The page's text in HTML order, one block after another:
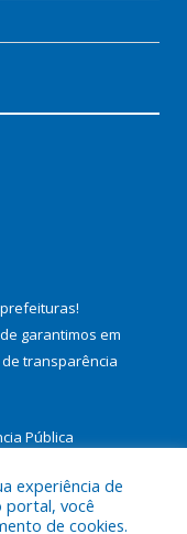
!
garantimos em
transparência
Pública
experiência de
portal, você
de cookies.